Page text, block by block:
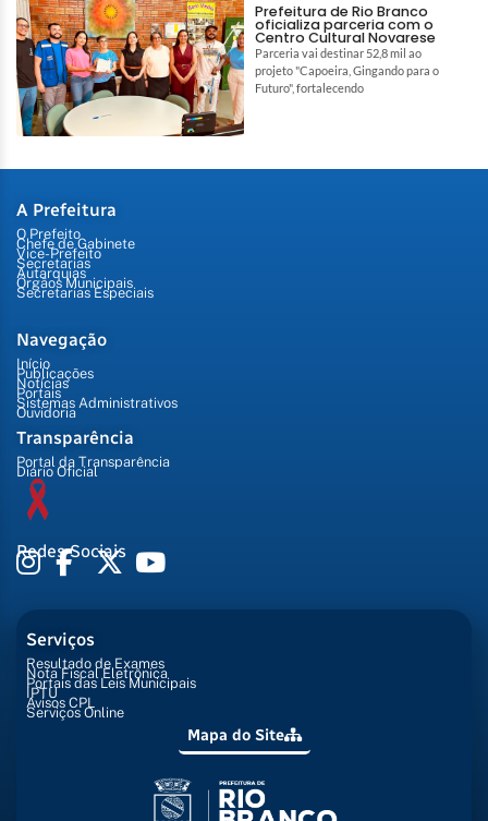
Prefeitura de Rio Branco
oficializa parceria com o
Centro Cultural Novarese
Parceria vai destinar 52,8 mil ao
projeto "Capoeira, Gingando para o
Futuro", fortalecendo
A Prefeitura
O Prefeito
Chefe de Gabinete
Vice-Prefeito
Secretarias
Autarquias
Órgãos Municipais
Secretarias Especiais
Navegação
Início
Publicações
Notícias
Portais
Sistemas Administrativos
Ouvidoria
Transparência
Portal da Transparência
Diário Oficial
Redes Sociais
Serviços
Resultado de Exames
Nota Fiscal Eletrônica
Portais das Leis Municipais
IPTU
Avisos CPL
Serviços Online
Mapa do Site